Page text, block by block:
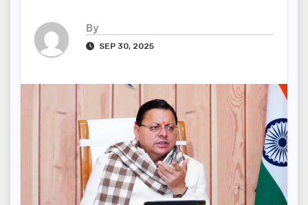
By
SEP 30, 2025